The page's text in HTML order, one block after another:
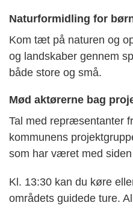
Naturformidling for
Kom tæt på naturen og
og landskaber gennem
både store og små.
Mød aktørerne bag
Tal med repræsentanter
kommunens
som har været med
Kl. 13:30 kan du køre
områdets guidede ture.